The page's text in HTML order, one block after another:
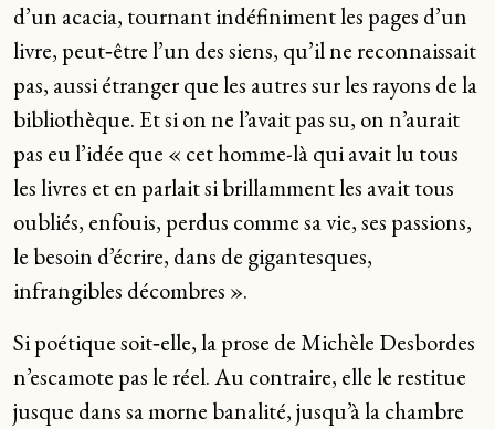
d’un acacia, tournant indéfiniment les pages d’un
livre, peut‑être l’un des siens, qu’il ne reconnaissait
pas, aussi étranger que les autres sur les rayons de la
bibliothèque. Et si on ne l’avait pas su, on n’aurait
pas eu l’idée que « cet homme-là qui avait lu tous
les livres et en parlait si brillamment les avait tous
oubliés, enfouis, perdus comme sa vie, ses passions,
le besoin d’écrire, dans de gigantesques,
infrangibles décombres ».
Si poétique soit‑elle, la prose de Michèle Desbordes
n’escamote pas le réel. Au contraire, elle le restitue
jusque dans sa morne banalité, jusqu’à la chambre